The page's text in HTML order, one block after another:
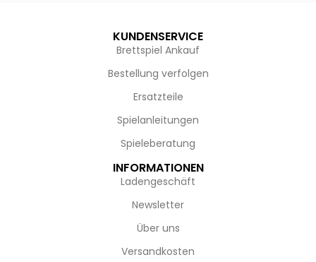
KUNDENSERVICE
Brettspiel Ankauf
Bestellung verfolgen
Ersatzteile
Spielanleitungen
Spieleberatung
INFORMATIONEN
Ladengeschäft
Newsletter
Über uns
Versandkosten